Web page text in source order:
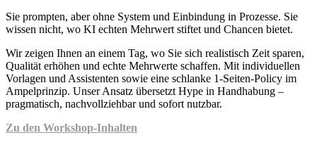
Sie prompten, aber ohne System und Einbindung in Prozesse. Sie
wissen nicht, wo KI echten Mehrwert stiftet und Chancen bietet.
Wir zeigen Ihnen an einem Tag, wo Sie sich realistisch Zeit sparen,
Qualität erhöhen und echte Mehrwerte schaffen. Mit individuellen
Vorlagen und Assistenten sowie eine schlanke 1-Seiten-Policy im
Ampelprinzip. Unser Ansatz übersetzt Hype in Handhabung –
pragmatisch, nachvollziehbar und sofort nutzbar.
Zu den Workshop-Inhalten